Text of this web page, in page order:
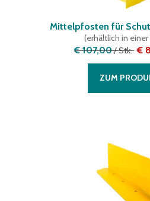
Mittelpfosten für
(erhältlich in einer
€ 107,00/Stk. €
ZUM